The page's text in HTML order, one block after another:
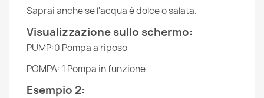
Saprai anche se l'acqua è dolce o salata.
Visualizzazione sullo schermo:
PUMP:0 Pompa a riposo
POMPA: 1 Pompa in funzione
Esempio 2: